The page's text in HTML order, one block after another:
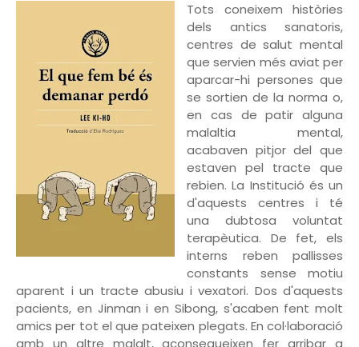
Tots coneixem històries
dels antics sanatoris,
centres de salut mental
que servien més aviat per
aparcar-hi persones que
se sortien de la norma o,
en cas de patir alguna
malaltia mental,
acabaven pitjor del que
estaven pel tracte que
rebien. La Institució és un
d'aquests centres i té
una dubtosa voluntat
terapèutica. De fet, els
interns reben pallisses
constants sense motiu
aparent i un tracte abusiu i vexatori. Dos d'aquests
pacients, en Jinman i en Sibong, s'acaben fent molt
amics per tot el que pateixen plegats. En col·laboració
amb un altre malalt, aconsegueixen fer arribar a